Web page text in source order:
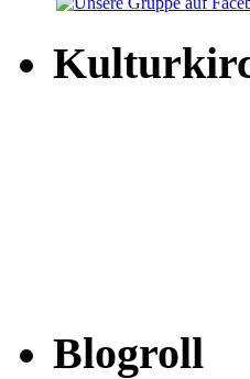
Blogroll